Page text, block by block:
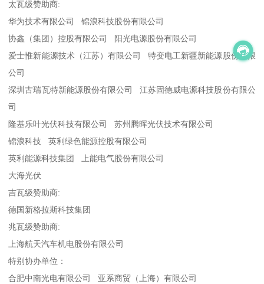
太瓦级赞助商:
华为技术有限公司 锦浪科技股份有限公司
协鑫（集团）控股有限公司 阳光电源股份有限公司
爱士惟新能源技术（江苏）有限公司 特变电工新疆新能源股份有限
公司
深圳古瑞瓦特新能源股份有限公司 江苏固德威电源科技股份有限公
司
隆基乐叶光伏科技有限公司 苏州腾晖光伏技术有限公司
锦浪科技 英利绿色能源控股有限公司
英利能源科技集团 上能电气股份有限公司
大海光伏
吉瓦级赞助商:
德国新格拉斯科技集团
兆瓦级赞助商:
上海航天汽车机电股份有限公司
特别协办单位：
合肥中南光电有限公司 亚系商贸（上海）有限公司